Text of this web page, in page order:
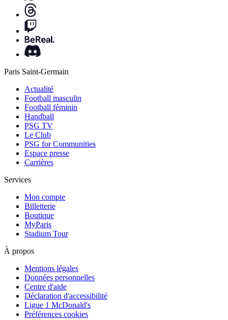
Paris Saint-Germain
Actualité
Football masculin
Football féminin
Handball
PSG TV
Le Club
PSG for Communities
Espace presse
Carrières
Services
Mon compte
Billetterie
Boutique
MyParis
Stadium Tour
À propos
Mentions légales
Données personnelles
Centre d'aide
Déclaration d'accessibilité
Ligue 1 McDonald's
Préférences cookies